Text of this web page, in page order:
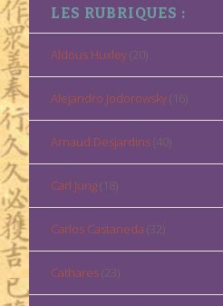
LES RUBRIQUES :
Aldous Huxley(20)
Alejandro Jodorowsky(16)
Arnaud Desjardins(40)
Carl Jung(18)
Carlos Castaneda (32)
Cathares(23)